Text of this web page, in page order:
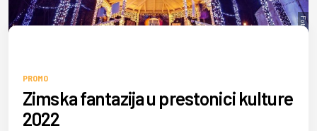
Foto: Promo
PROMO
Zimska fantazija u prestonici kulture
2022